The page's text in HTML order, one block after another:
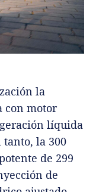
la
con motor
líquida
la 300
de 299
de